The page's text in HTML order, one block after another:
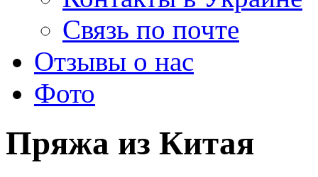
Связь по почте
Отзывы о нас
Фото
Пряжа из Китая